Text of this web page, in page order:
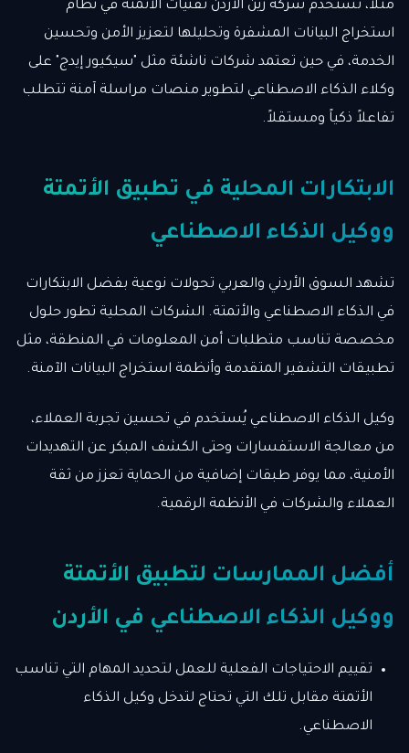
مثلاً، تستخدم شركة زين الأردن تقنيات الأتمتة في نظام
استخراج البيانات المشفرة وتحليلها لتعزيز الأمن وتحسين
الخدمة، في حين تعتمد شركات ناشئة مثل "سيكيور إيدج" على
وكلاء الذكاء الاصطناعي لتطوير منصات مراسلة آمنة تتطلب
تفاعلاً ذكياً ومستقلاً.
الابتكارات المحلية في تطبيق الأتمتة
ووكيل الذكاء الاصطناعي
تشهد السوق الأردني والعربي تحولات نوعية بفضل الابتكارات
في الذكاء الاصطناعي والأتمتة. الشركات المحلية تطور حلول
مخصصة تناسب متطلبات أمن المعلومات في المنطقة، مثل
تطبيقات التشفير المتقدمة وأنظمة استخراج البيانات الآمنة.
وكيل الذكاء الاصطناعي يُستخدم في تحسين تجربة العملاء،
من معالجة الاستفسارات وحتى الكشف المبكر عن التهديدات
الأمنية، مما يوفر طبقات إضافية من الحماية تعزز من ثقة
العملاء والشركات في الأنظمة الرقمية.
أفضل الممارسات لتطبيق الأتمتة
ووكيل الذكاء الاصطناعي في الأردن
تقييم الاحتياجات الفعلية للعمل لتحديد المهام التي تناسب
الأتمتة مقابل تلك التي تحتاج لتدخل وكيل الذكاء
الاصطناعي.